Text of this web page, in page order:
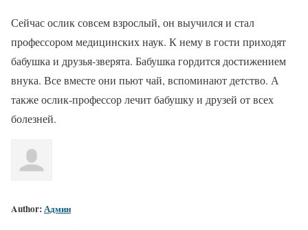
Сейчас ослик совсем взрослый, он выучился и стал
профессором медицинских наук. К нему в гости приходят
бабушка и друзья-зверята. Бабушка гордится достижением
внука. Все вместе они пьют чай, вспоминают детство. А
также ослик-профессор лечит бабушку и друзей от всех
болезней.
Author:Админ